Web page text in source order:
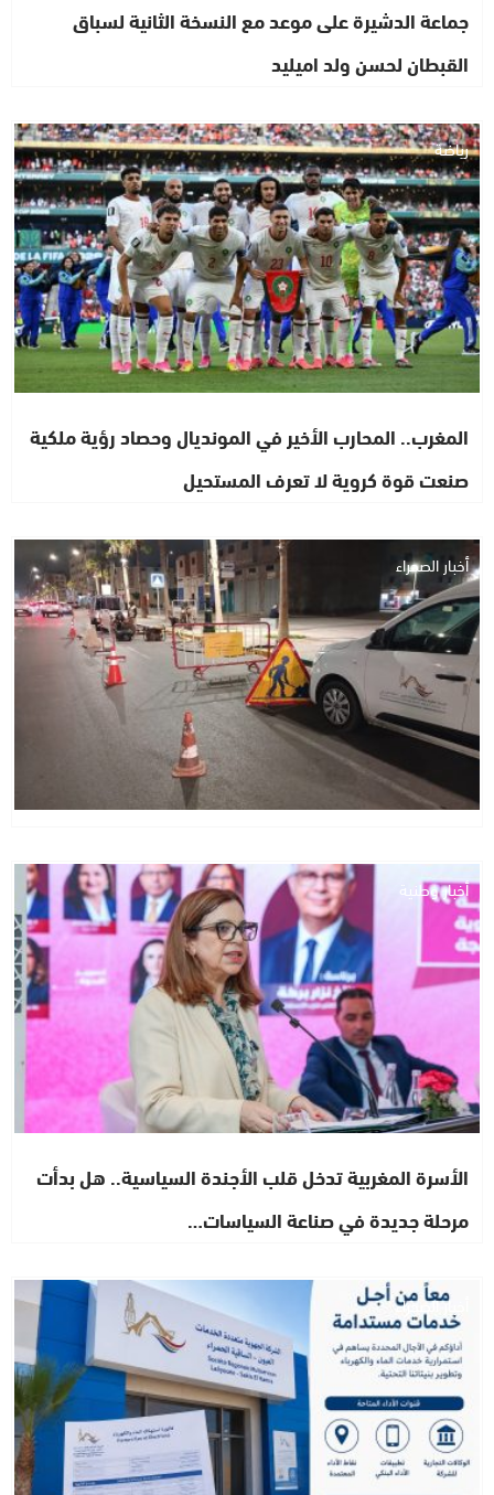
جماعة الدشيرة على موعد مع النسخة الثانية لسباق
القبطان لحسن ولد اميليد
رياضة
المغرب.. المحارب الأخير في المونديال وحصاد رؤية ملكية
صنعت قوة كروية لا تعرف المستحيل
أخبار الصحراء
أخبار وطنية
الأسرة المغربية تدخل قلب الأجندة السياسية.. هل بدأت
مرحلة جديدة في صناعة السياسات…
أخبار الصحراء